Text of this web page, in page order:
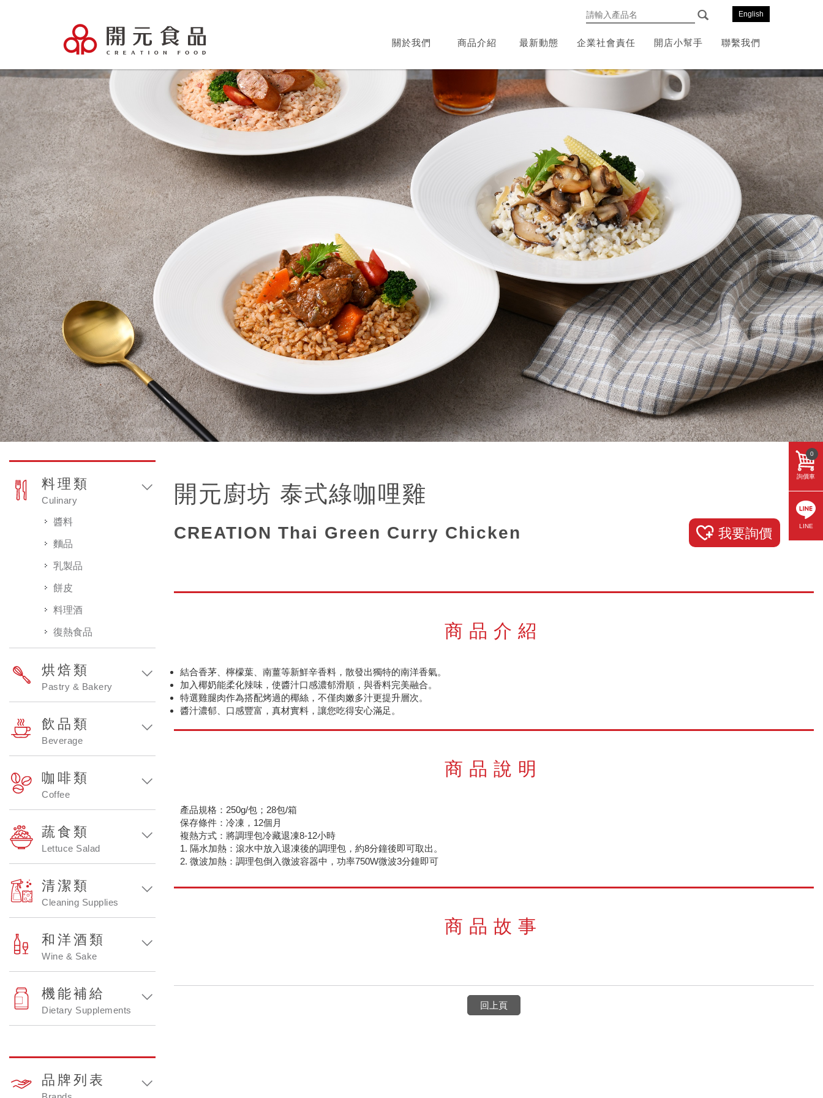
關於我們 商品介紹 最新動態 企業社會責任 開店小幫手 聯繫我們
English
料理類
Culinary
醬料
麵品
乳製品
餅皮
料理酒
復熱食品
烘焙類
Pastry & Bakery
飲品類
Beverage
咖啡類
Coffee
蔬食類
Lettuce Salad
清潔類
Cleaning Supplies
和洋酒類
Wine & Sake
機能補給
Dietary Supplements
品牌列表
開元廚坊 泰式綠咖哩雞
CREATION Thai Green Curry Chicken 我要詢價
商品介紹
結合香茅、檸檬葉、南薑等新鮮辛香料，散發出獨特的南洋香氣。
加入椰奶能柔化辣味，使醬汁口感濃郁滑順，與香料完美融合。
特選雞腿肉作為搭配烤過的椰絲，不僅肉嫩多汁更提升層次。
醬汁濃郁、口感豐富，真材實料，讓您吃得安心滿足。
商品說明
產品規格：250g/包；28包/箱
保存條件：冷凍，12個月
複熱方式：將調理包冷藏退凍8-12小時
1. 隔水加熱：滾水中放入退凍後的調理包，約8分鐘後即可取出。
2. 微波加熱：調理包倒入微波容器中，功率750W微波3分鐘即可
商品故事
回上頁
詢價車
0
LINE